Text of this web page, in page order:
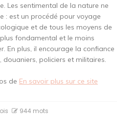
Les sentimental de la nature ne
: est un procédé pour voyage
et de tous les moyens de
fondamental et le moins
En plus, il encourage la confiance
douaniers, policiers et militaires.
de En savoir plus sur ce site
944 mots